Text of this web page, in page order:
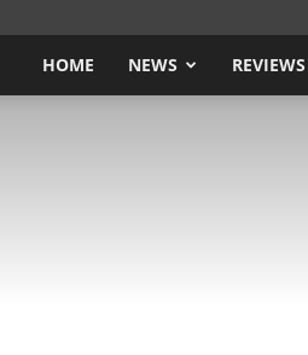
HOME NEWS REVIEWS